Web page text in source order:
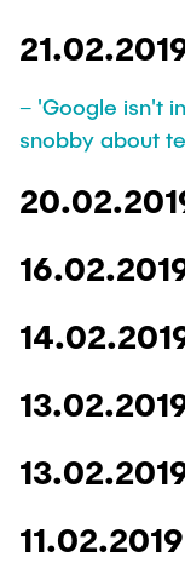
– 'Google isn't
snobby about
11.02.2019